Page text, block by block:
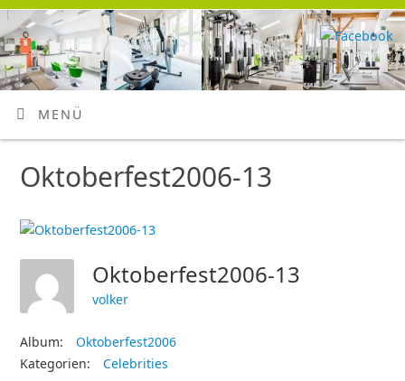
MENÜ
Oktoberfest2006-13
Oktoberfest2006-13
volker
Album:
Oktoberfest2006
Kategorien:
Celebrities